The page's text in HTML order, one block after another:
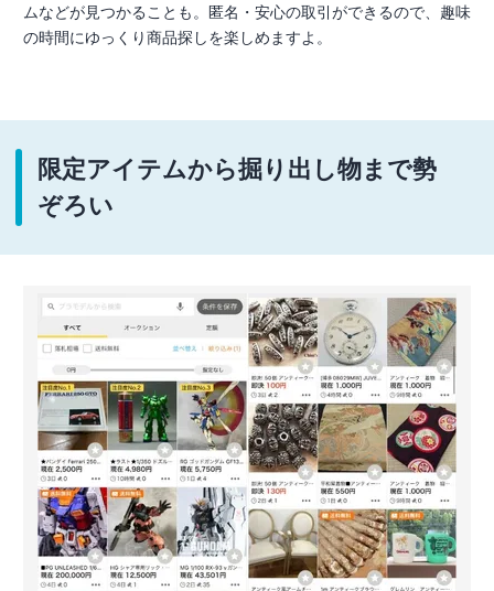
ムなどが見つかることも。匿名・安心の取引ができるので、趣味
の時間にゆっくり商品探しを楽しめますよ。
限定アイテムから掘り出し物まで勢
ぞろい